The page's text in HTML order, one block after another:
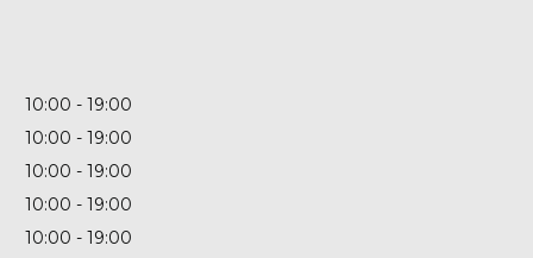
10:00
19:00
10:00
19:00
10:00
19:00
10:00
19:00
10:00
19:00